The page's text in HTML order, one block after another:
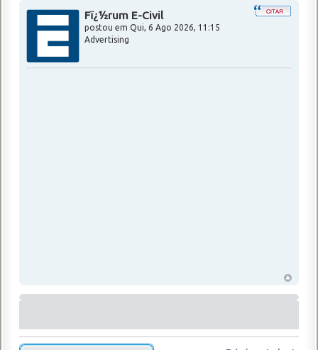
Fï¿½rum E-Civil
postou em Qui, 6 Ago 2026, 11:15
Advertising